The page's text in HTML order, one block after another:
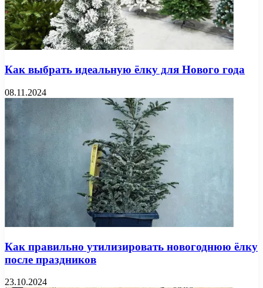
Как выбрать идеальную ёлку для Нового года
08.11.2024
Как правильно утилизировать новогоднюю ёлку
после праздников
23.10.2024